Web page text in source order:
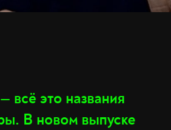
это названия
В новом выпуске